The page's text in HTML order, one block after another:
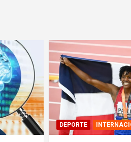
DEPORTE